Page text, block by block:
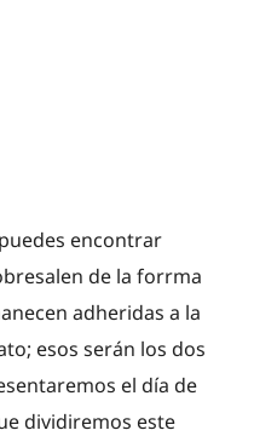
encontrar
de la forrma
adheridas a la
esos serán los dos
el día de
dividiremos este